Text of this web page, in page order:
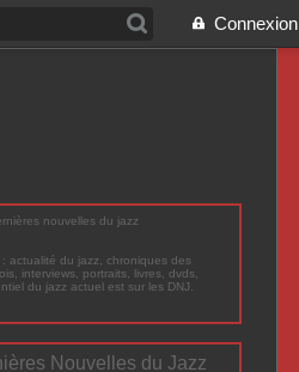
Connexion
nouvelles du jazz
: actualité du jazz, chroniques des
interviews, portraits, livres, dvds,
du jazz actuel est sur les DNJ.
Nouvelles du Jazz